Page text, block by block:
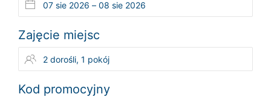
Zajęcie miejsc
Kod promocyjny